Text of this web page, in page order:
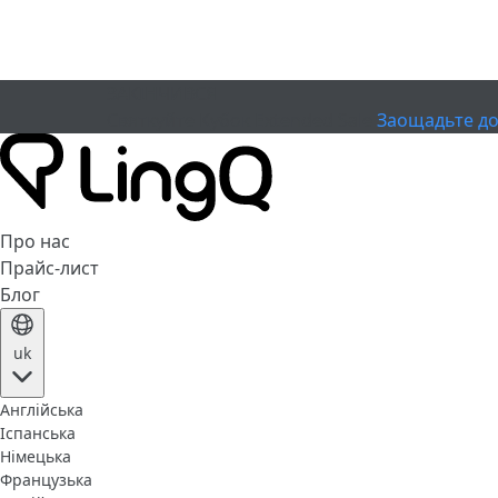
Заощадьте
Про нас
Прайс-лист
Блог
uk
Англійська
Іспанська
Німецька
Французька